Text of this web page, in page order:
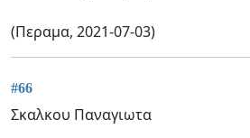
(Περαμα, 2021-07-03)
#66
Σκαλκου Παναγιωτα